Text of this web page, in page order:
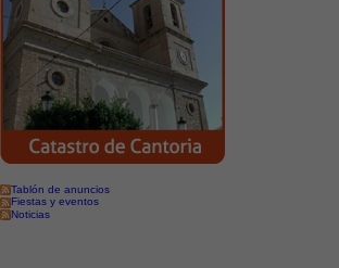
Tablón de anuncios
Fiestas y eventos
Noticias